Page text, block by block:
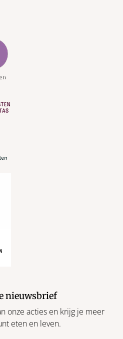
nieuwsbrief
onze acties en krijg je meer
eten en leven.